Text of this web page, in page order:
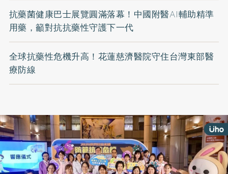
抗藥菌健康巴士展覽圓滿落幕！中國附醫AI輔助精準
用藥，籲對抗抗藥性守護下一代
全球抗藥性危機升高！花蓮慈濟醫院守住台灣東部醫
療防線